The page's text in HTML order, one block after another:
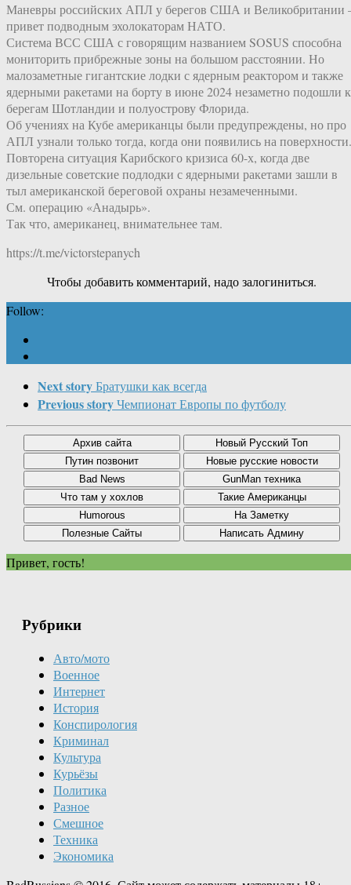
Маневры российских АПЛ у берегов США и Великобритании
привет подводным эхолокаторам НАТО.
Система ВСС США с говорящим названием SOSUS способна
мониторить прибрежные зоны на большом расстоянии. Но
малозаметные гигантские лодки с ядерным реактором и также
ядерными ракетами на борту в июне 2024 незаметно подошли к
берегам Шотландии и полуострову Флорида.
Об учениях на Кубе американцы были предупреждены, но про
АПЛ узнали только тогда, когда они появились на поверхности.
Повторена ситуация Карибского кризиса 60-х, когда две
дизельные советские подлодки с ядерными ракетами зашли в
тыл американской береговой охраны незамеченными.
См. операцию «Анадырь».
Так что, американец, внимательнее там.
https://t.me/victorstepanych
Чтобы добавить комментарий, надо залогиниться.
Follow:
Next storyБратушки как всегда
Previous storyЧемпионат Европы по футболу
Привет, гость!
Рубрики
Авто/мото
Военное
Интернет
История
Конспирология
Криминал
Культура
Курьёзы
Политика
Разное
Смешное
Техника
Экономика